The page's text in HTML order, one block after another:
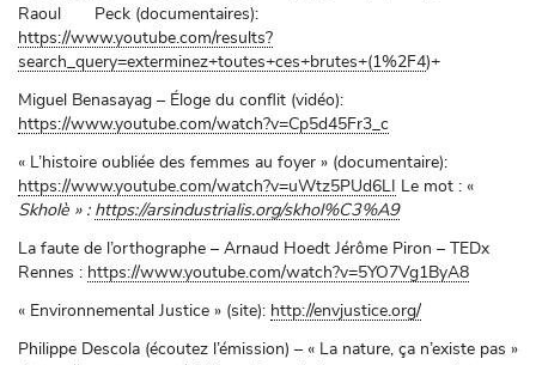
Raoul Peck (documentaires):
https://www.youtube.com/results?
search_query=exterminez+toutes+ces+brutes+(1%2F4)+
Miguel Benasayag – Éloge du conflit (vidéo):
https://www.youtube.com/watch?v=Cp5d45Fr3_c
« L’histoire oubliée des femmes au foyer » (documentaire):
https://www.youtube.com/watch?v=uWtz5PUd6LI
Le mot : «
Skholè » : https://arsindustrialis.org/skhol%C3%A9
La faute de l’orthographe – Arnaud Hoedt Jérôme Piron – TEDx
Rennes : https://www.youtube.com/watch?v=5YO7Vg1ByA8
« Environnemental Justice » (site): http://envjustice.org/
Philippe Descola (écoutez l’émission) – « La nature, ça n’existe pas »